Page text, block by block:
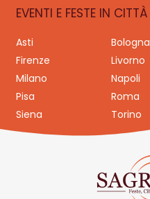
EVENTI E FESTE IN CITTÀ
Asti Bologna
Firenze
Livorno
Milano
Napoli
Pisa
Roma
Siena
Torino